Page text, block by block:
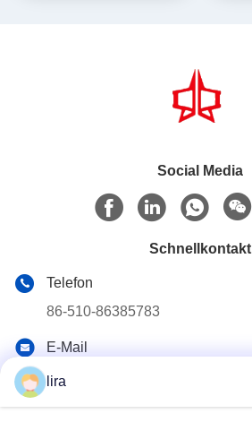
Social Media
Schnellkontakt
Telefon
86-510-86385783
E-Mail
sales@gabion.cn
Anschrift
lira